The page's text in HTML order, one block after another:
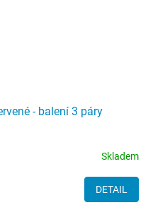
- balení 3 páry
Skladem
DETAIL